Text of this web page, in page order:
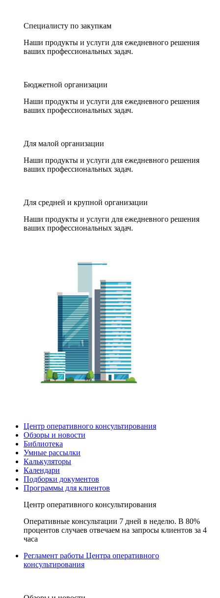
Специалисту по закупкам
Наши продукты и услуги для ежедневного решения
ваших профессиональных задач.
Бюджетной организации
Наши продукты и услуги для ежедневного решения
ваших профессиональных задач.
Для малой организации
Наши продукты и услуги для ежедневного решения
ваших профессиональных задач.
Для средней и крупной организации
Наши продукты и услуги для ежедневного решения
ваших профессиональных задач.
Центр оперативного консультирования
Обзоры и новости
Библиотека
Умные рассылки
Калькуляторы
Календари
Подборки документов
Программы для клиентов
Центр оперативного консультирования
Оперативные консультации 7 дней в неделю. В 80%
процентов случаев отвечаем на запросы клиентов за 4
часа
Регламент работы Центра оперативного
консультирования